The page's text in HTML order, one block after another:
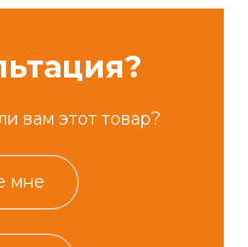
вам этот товар?
мне